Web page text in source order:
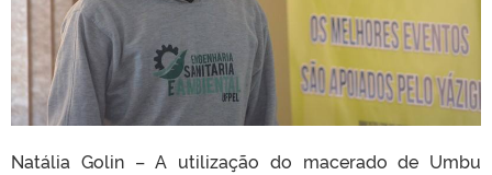
Natália Golin – A utilização do macerado de Umbu